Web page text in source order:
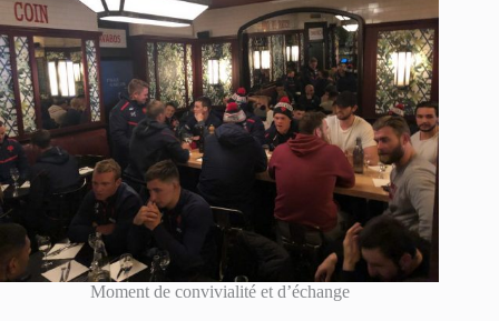
Moment de convivialité et d’échange